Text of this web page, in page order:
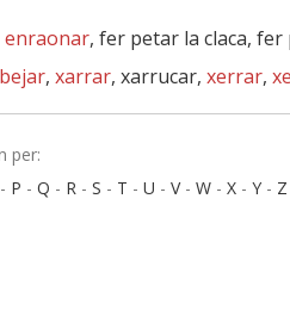
enraonar, fer petar la claca,
, xarrar, xarrucar, xerrar,
per:
- P - Q - R - S - T - U - V- W - X - Y - Z